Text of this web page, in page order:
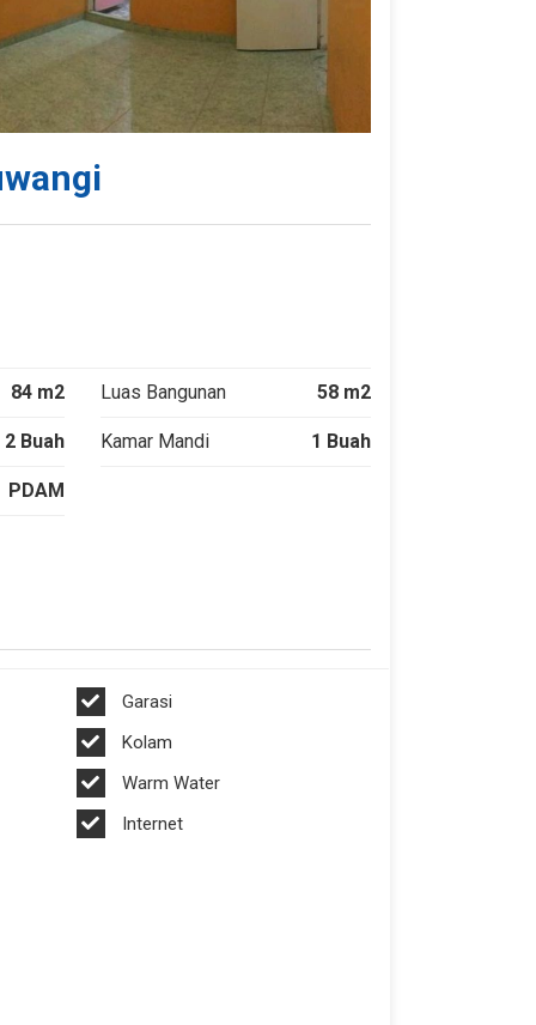
84 m2 Luas Bangunan 58 m2
2 Buah Kamar Mandi 1 Buah
PDAM
Garasi
Kolam
Warm Water
Internet